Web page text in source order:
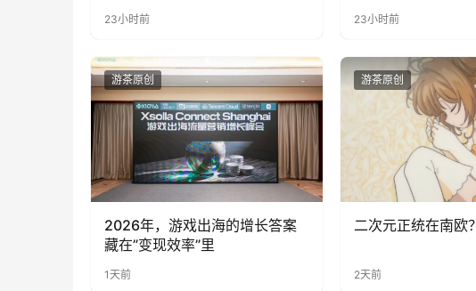
23小时前 23小时前
游茶原创
2026年，游戏出海的增长答案
藏在”变现效率”里
1天前
游茶原创
二次元正统在南欧？
2天前